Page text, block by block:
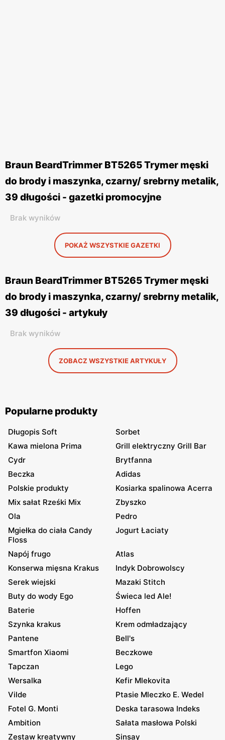
Braun BeardTrimmer BT5265 Trymer męski
do brody i maszynka, czarny/ srebrny metalik,
39 długości - gazetki promocyjne
Brak wyników
POKAŻ WSZYSTKIE GAZETKI
Braun BeardTrimmer BT5265 Trymer męski
do brody i maszynka, czarny/ srebrny metalik,
39 długości - artykuły
Brak wyników
ZOBACZ WSZYSTKIE ARTYKUŁY
Popularne produkty
Długopis Soft
Sorbet
Kawa mielona Prima
Grill elektryczny Grill Bar
Cydr
Brytfanna
Beczka
Adidas
Polskie produkty
Kosiarka spalinowa Acerra
Mix sałat Rześki Mix
Zbyszko
Ola
Pedro
Mgiełka do ciała Candy
Floss
Jogurt Łaciaty
Napój frugo
Atlas
Konserwa mięsna Krakus
Indyk Dobrowolscy
Serek wiejski
Mazaki Stitch
Buty do wody Ego
Świeca led Ale!
Baterie
Hoffen
Szynka krakus
Krem odmładzający
Pantene
Bell's
Smartfon Xiaomi
Beczkowe
Tapczan
Lego
Wersalka
Kefir Mlekovita
Vilde
Ptasie Mleczko E. Wedel
Fotel G. Monti
Deska tarasowa Indeks
Ambition
Sałata masłowa Polski
Zestaw kreatywny
Sinsay